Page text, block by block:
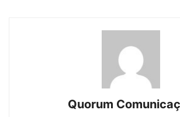
Quorum